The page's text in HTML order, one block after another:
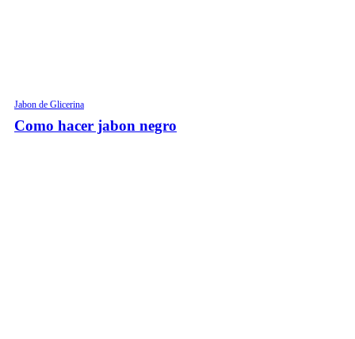
Jabon de Glicerina
Como hacer jabon negro